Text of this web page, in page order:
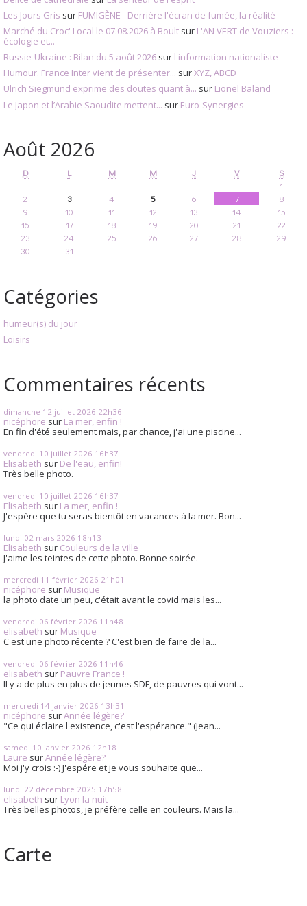
Les Jours Gris sur FUMIGÈNE - Derrière l'écran de fumée, la réalité
Marché du Croc' Local le 07.08.2026 à Boult sur L'AN VERT de Vouziers :
écologie et...
Russie-Ukraine : Bilan du 5 août 2026 sur l'information nationaliste
Humour. France Inter vient de présenter... surXYZ, ABCD
Ulrich Siegmund exprime des doutes quant à... sur Lionel Baland
Le Japon et l’Arabie Saoudite mettent... sur Euro-Synergies
Août 2026
D L M M J V
S
1
2
3 4 5 6 7
8
9
10 11 12 13 14
15
16
17 18 19 20 21
22
23
24 25 26 27 28
29
30
31
Catégories
humeur(s) du jour
Loisirs
Commentaires récents
dimanche 12 juillet 2026 22h36
nicéphore sur La mer, enfin !
En fin d'été seulement mais, par chance, j'ai une piscine...
vendredi 10 juillet 2026 16h37
Elisabeth sur De l'eau, enfin!
Très belle photo.
vendredi 10 juillet 2026 16h37
Elisabeth sur La mer, enfin !
J'espère que tu seras bientôt en vacances à la mer. Bon...
lundi 02 mars 2026 18h13
Elisabeth sur Couleurs de la ville
J'aime les teintes de cette photo. Bonne soirée.
mercredi 11 février 2026 21h01
nicéphore sur Musique
la photo date un peu, c'était avant le covid mais les...
vendredi 06 février 2026 11h48
elisabeth sur Musique
C'est une photo récente ? C'est bien de faire de la...
vendredi 06 février 2026 11h46
elisabeth sur Pauvre France !
Il y a de plus en plus de jeunes SDF, de pauvres qui vont...
mercredi 14 janvier 2026 13h31
nicéphore surAnnée légère?
"Ce qui éclaire l'existence, c'est l'espérance." (Jean...
samedi 10 janvier 2026 12h18
Laure surAnnée légère?
Moi j'y crois :-) J'espére et je vous souhaite que...
lundi 22 décembre 2025 17h58
elisabeth sur Lyon la nuit
Très belles photos, je préfère celle en couleurs. Mais la...
Carte